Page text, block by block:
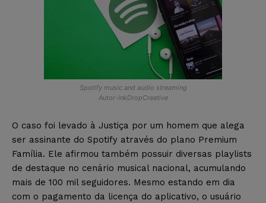
Spotify music and audio streaming
Autor-InkDropCreative
O caso foi levado à Justiça por um homem que alega
ser assinante do Spotify através do plano Premium
Família. Ele afirmou também possuir diversas playlists
de destaque no cenário musical nacional, acumulando
mais de 100 mil seguidores. Mesmo estando em dia
com o pagamento da licença do aplicativo, o usuário